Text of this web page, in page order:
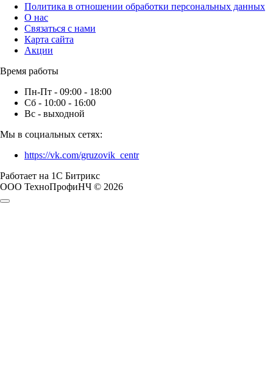
Политика в отношении обработки персональных данных
О нас
Связаться с нами
Карта сайта
Акции
Время работы
Пн-Пт - 09:00 - 18:00
Сб - 10:00 - 16:00
Вс - выходной
Мы в социальных сетях:
https://vk.com/gruzovik_centr
Работает на 1С Битрикс
ООО ТехноПрофиНЧ © 2026